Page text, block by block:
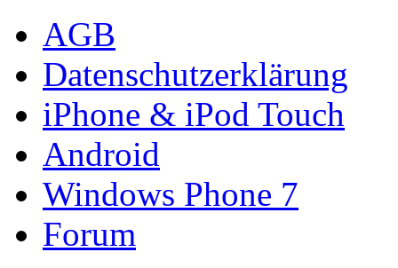
AGB
Datenschutzerklärung
iPhone & iPod Touch
Android
Windows Phone 7
Forum